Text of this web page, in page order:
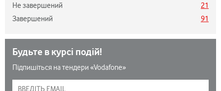
Не завершений
21
Завершений
91
Будьте в курсі подій!
Підпишіться на тендери «Vodafone»